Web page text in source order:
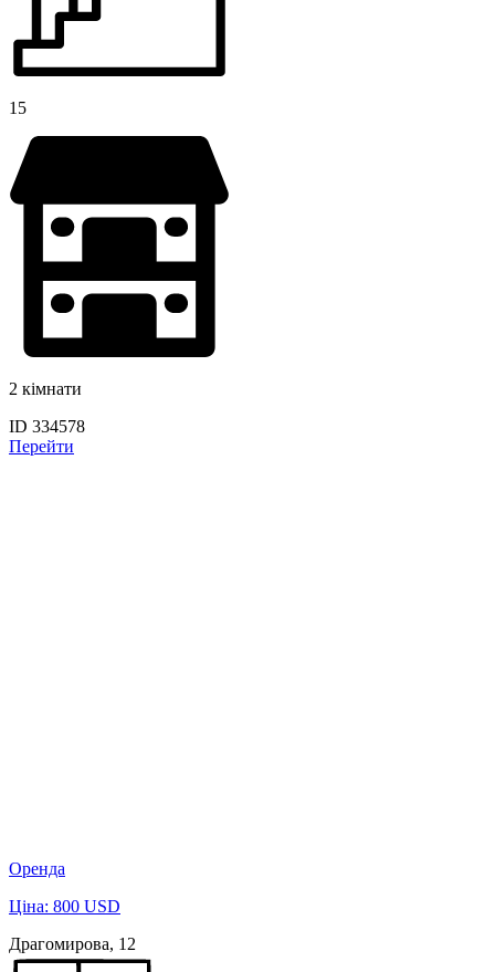
15
2 кімнати
ID 334578
Перейти
Оренда
Ціна: 800 USD
Драгомирова, 12